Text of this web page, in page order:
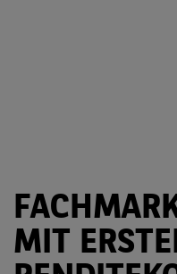
MIT